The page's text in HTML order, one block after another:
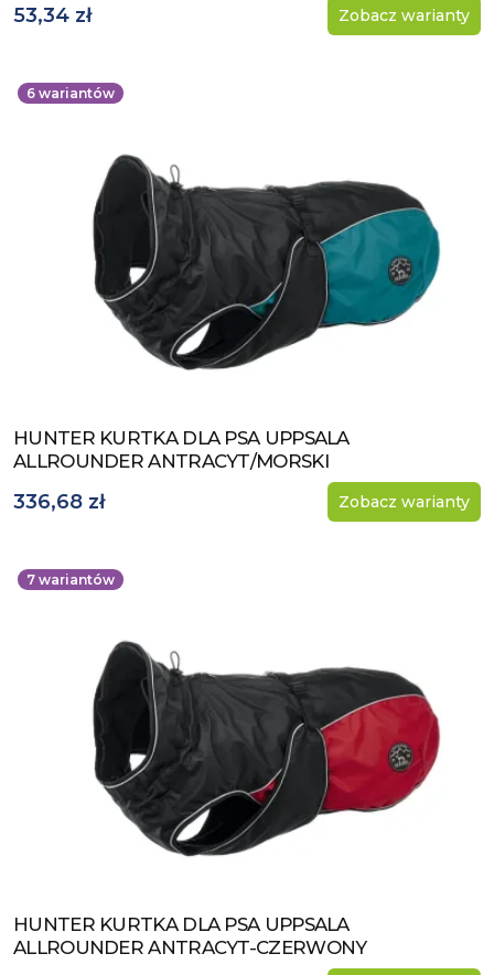
53,34 zł Zobacz warianty
6 wariantów
Zobacz produkt
HUNTER KURTKA DLA PSA UPPSALA
ALLROUNDER ANTRACYT/MORSKI
336,68 zł Zobacz warianty
7 wariantów
Zobacz produkt
HUNTER KURTKA DLA PSA UPPSALA
ALLROUNDER ANTRACYT-CZERWONY